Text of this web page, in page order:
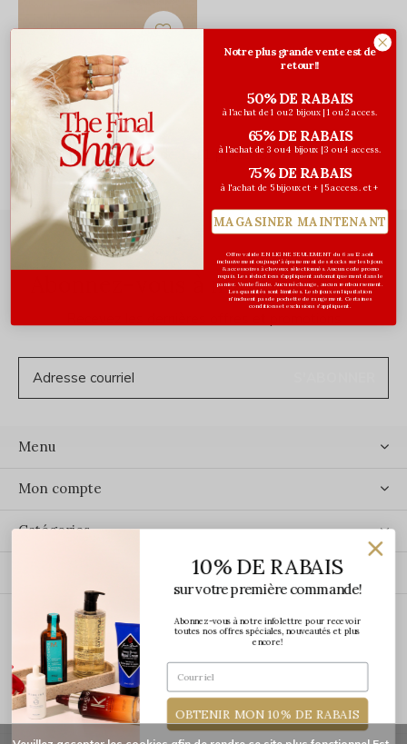
Diffuseur SoftTouch 3
45,00$CA
Avant les taxes
Vu de 1 à 1 produits
Abonnez-vous à notre infolettre
Menu
Mon compte
Catégories
ÉCRIVEZ-NOUS
Notre plus grande vente est de
retour!!
50% DE RABAIS
à l'achat de 1 ou 2 bijoux | 1 ou 2 acces.
65% DE RABAIS
à l'achat de 3 ou 4 bijoux | 3 ou 4 access.
75% DE RABAIS
à l'achat de 5 bijoux et + | 5 access. et +
MAGASINER MAINTENANT
Offre valide EN LIGNE SEULEMENT du 6 au 12 août
inclusivement ou jusqu'à épuisement des stocks sur les bijoux
& accessoires à cheveux sélectionnés. Aucun code promo
requis. Les réductions s’appliquent automatiquement dans le
panier. Vente finale. Aucun échange, aucun remboursement.
Les quantités sont limitées. Les bijoux en liquidation
n'incluent pas de pochette de rangement. Certaines
conditions et exclusions s'appliquent.
10% DE RABAIS
sur votre première commande!
Abonnez-vous à notre infolettre pour recevoir
toutes nos offres spéciales, nouveautés et plus
encore!
OBTENIR MON 10% DE RABAIS